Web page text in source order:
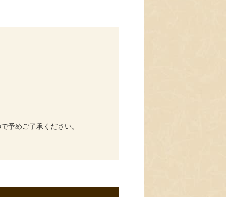
予めご了承ください。